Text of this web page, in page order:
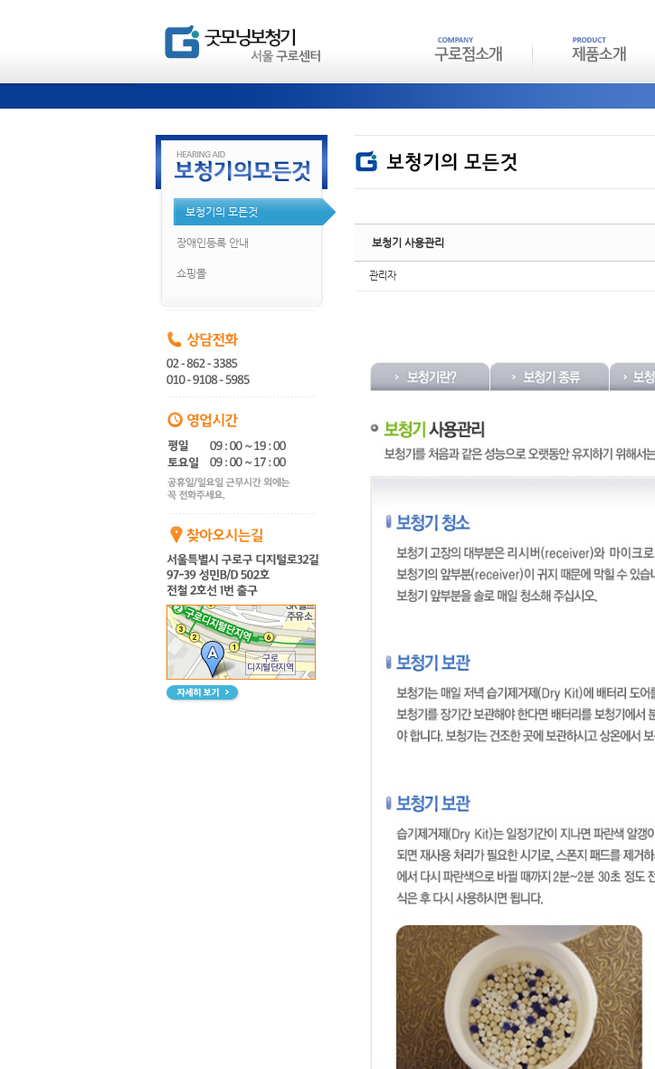
보청기의 모든것
장애인등록 안내
쇼핑몰
보청기 사용관리
관리자
Sketchbook5, 스케치북5
Sketchbook5, 스케치북5